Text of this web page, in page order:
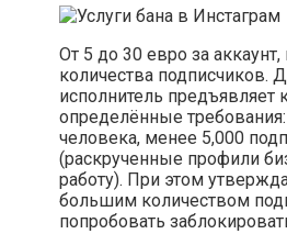
От 5 до 30 евро за
количества подписчиков.
исполнитель предъявляет
определённые
человека, менее 5,000
(раскрученные профили
работу). При этом
большим количеством
попробовать